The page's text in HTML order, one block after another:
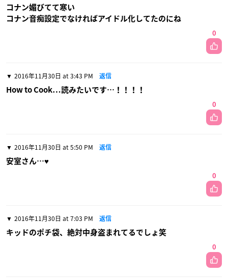
コナン媚びてて寒い
コナン音痴設定でなければアイドル化してたのにね
0
2016年11月30日 at 3:43 PM 返信
How to Cook…読みたいです…！！！！
0
2016年11月30日 at 5:50 PM 返信
安室さん…♥
0
2016年11月30日 at 7:03 PM 返信
キッドのポチ袋、絶対中身盗まれてるでしょ笑
0